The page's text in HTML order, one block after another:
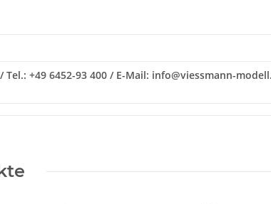
+49 6452-93 400 / E-Mail: info@viessmann-